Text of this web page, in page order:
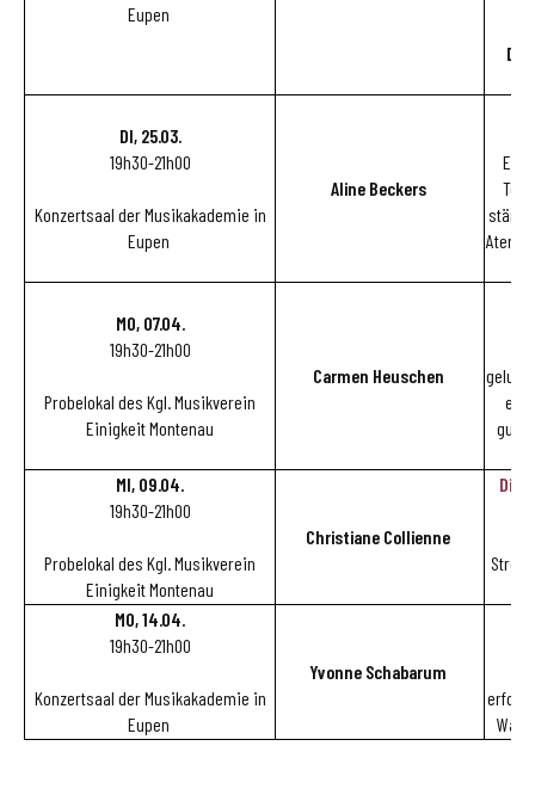
Eupen
DI, 25.03.
19h30-21h00
Konzertsaal der Musikakademie in
Eupen
Aline Beckers
Ein
MO, 07.04.
19h30-21h00
Probelokal des Kgl. Musikverein
Einigkeit Montenau
Carmen Heuschen
es
MI, 09.04.
19h30-21h00
Probelokal des Kgl. Musikverein
Einigkeit Montenau
Christiane Collienne
Die
MO, 14.04.
19h30-21h00
Konzertsaal der Musikakademie in
Eupen
Yvonne Schabarum
Was